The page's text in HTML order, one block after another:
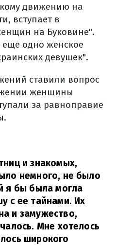
движению на
вступает в
на Буковине".
одно женское
девушек".
ставили вопрос
женщины
за равноправие
и знакомых,
немного, не было
я бы была могла
с ее тайнами. Их
и замужество,
Мне хотелось
широкого